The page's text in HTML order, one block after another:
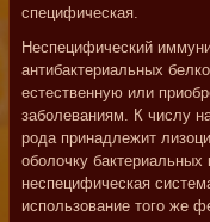
специфическая.
Неспецифический
антибактериальных
естественную или
заболеваниям. К числу
рода принадлежит
оболочку бактериальных
неспецифическая
использование того же